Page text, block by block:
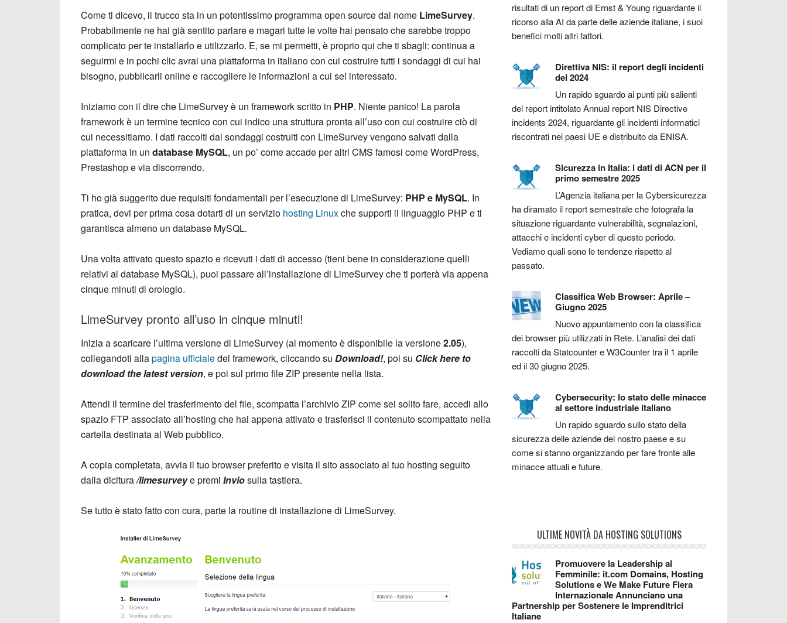
Come ti dicevo, il trucco sta in un potentissimo programma open source dal nome LimeSurvey.
Probabilmente ne hai già sentito parlare e magari tutte le volte hai pensato che sarebbe troppo
complicato per te installarlo e utilizzarlo. E, se mi permetti, è proprio qui che ti sbagli: continua a
seguirmi e in pochi clic avrai una piattaforma in italiano con cui costruire tutti i sondaggi di cui hai
bisogno, pubblicarli online e raccogliere le informazioni a cui sei interessato.
Iniziamo con il dire che LimeSurvey è un framework scritto in PHP. Niente panico! La parola
framework è un termine tecnico con cui indico una struttura pronta all’uso con cui costruire ciò di
cui necessitiamo. I dati raccolti dai sondaggi costruiti con LimeSurvey vengono salvati dalla
piattaforma in un database MySQL, un po’ come accade per altri CMS famosi come WordPress,
Prestashop e via discorrendo.
Ti ho già suggerito due requisiti fondamentali per l’esecuzione di LimeSurvey: PHP e MySQL. In
pratica, devi per prima cosa dotarti di un servizio hosting Linuxche supporti il linguaggio PHP e ti
garantisca almeno un database MySQL.
Una volta attivato questo spazio e ricevuti i dati di accesso (tieni bene in considerazione quelli
relativi al database MySQL), puoi passare all’installazione di LimeSurvey che ti porterà via appena
cinque minuti di orologio.
LimeSurvey pronto all’uso in cinque minuti!
Inizia a scaricare l’ultima versione di LimeSurvey (al momento è disponibile la versione2.05),
collegandoti allapagina ufficialedel framework, cliccando su Download!, poi su Click here to
download the latest version, e poi sul primo file ZIP presente nella lista.
Attendi il termine del trasferimento del file, scompatta l’archivio ZIP come sei solito fare, accedi allo
spazio FTP associato all’hosting che hai appena attivato e trasferisci il contenuto scompattato nella
cartella destinata al Web pubblico.
A copia completata, avvia il tuo browser preferito e visita il sito associato al tuo hosting seguito
dalla dicitura/limesurveye premi Inviosulla tastiera.
Se tutto è stato fatto con cura, parte la routine di installazione di LimeSurvey.
risultati di un report di Ernst & Young riguardante il
ricorso alla AI da parte delle aziende italiane, i suoi
benefici molti altri fattori.
Direttiva NIS: il report degli incidenti
del 2024
Un rapido sguardo ai punti più salienti
del report intitolato Annual report NIS Directive
incidents 2024, riguardante gli incidenti informatici
riscontrati nei paesi UE e distribuito da ENISA.
Sicurezza in Italia: i dati di ACN per il
primo semestre 2025
L’Agenzia italiana per la Cybersicurezza
ha diramato il report semestrale che fotografa la
situazione riguardante vulnerabilità, segnalazioni,
attacchi e incidenti cyber di questo periodo.
Vediamo quali sono le tendenze rispetto al
passato.
Classifica Web Browser: Aprile –
Giugno 2025
Nuovo appuntamento con la classifica
dei browser più utilizzati in Rete. L’analisi dei dati
raccolti da Statcounter e W3Counter tra il 1 aprile
ed il 30 giugno 2025.
Cybersecurity: lo stato delle minacce
al settore industriale italiano
Un rapido sguardo sullo stato della
sicurezza delle aziende del nostro paese e su
come si stanno organizzando per fare fronte alle
minacce attuali e future.
ULTIME NOVITÀ DA HOSTING SOLUTIONS
Promuovere la Leadership al
Femminile: it.com Domains, Hosting
Solutions e We Make Future Fiera
Internazionale Annunciano una
Partnership per Sostenere le Imprenditrici
Italiane